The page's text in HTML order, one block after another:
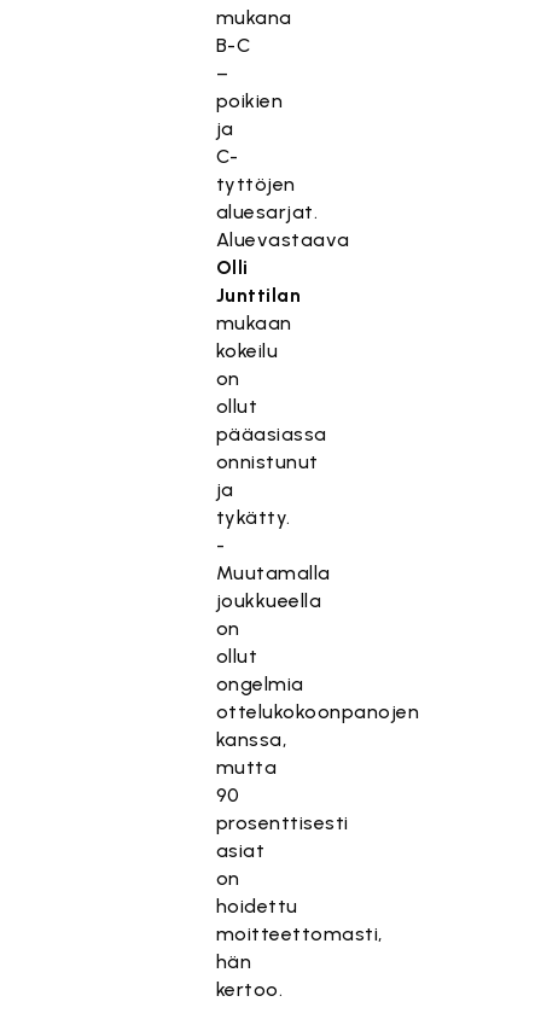
mukana
B-C
–
poikien
ja
C-
tyttöjen
aluesarjat.
Aluevastaava
Olli
Junttilan
mukaan
kokeilu
on
ollut
pääasiassa
onnistunut
ja
tykätty.
-
Muutamalla
joukkueella
on
ollut
ongelmia
ottelukokoonpanojen
kanssa,
mutta
90
prosenttisesti
asiat
on
hoidettu
moitteettomasti,
hän
kertoo.